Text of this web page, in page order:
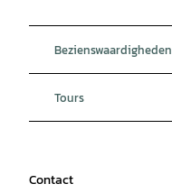
Bezienswaardigheden
Tours
Contact